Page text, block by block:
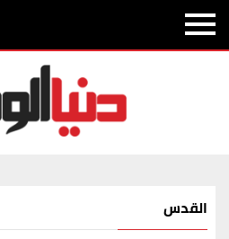
القدس